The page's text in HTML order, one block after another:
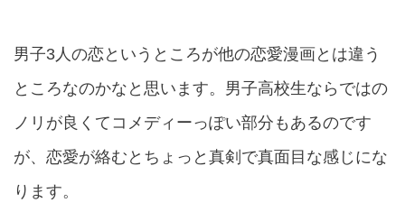
男子3人の恋というところが他の恋愛漫画とは違う
ところなのかなと思います。男子高校生ならではの
ノリが良くてコメディーっぽい部分もあるのです
が、恋愛が絡むとちょっと真剣で真面目な感じにな
ります。